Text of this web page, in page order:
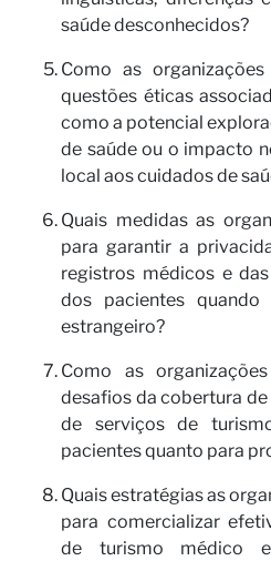
saúde desconhecidos?
Como as
questões éticas
como a potencial
de saúde ou o impacto
local aos cuidados de
Quais medidas as
para garantir a
registros médicos e
dos pacientes
estrangeiro?
Como as
desafios da cobertura
de serviços de
pacientes quanto para
Quais estratégias as
para comercializar
de turismo médico